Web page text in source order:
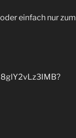
einfach nur zum